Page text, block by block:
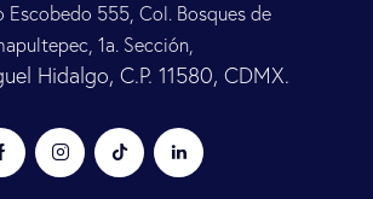
Escobedo 555, Col. Bosques de
1a. Sección,
Hidalgo, C.P. 11580, CDMX.